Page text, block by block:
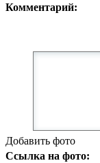
Комментарий:
Добавить фото
Ссылка на фото: